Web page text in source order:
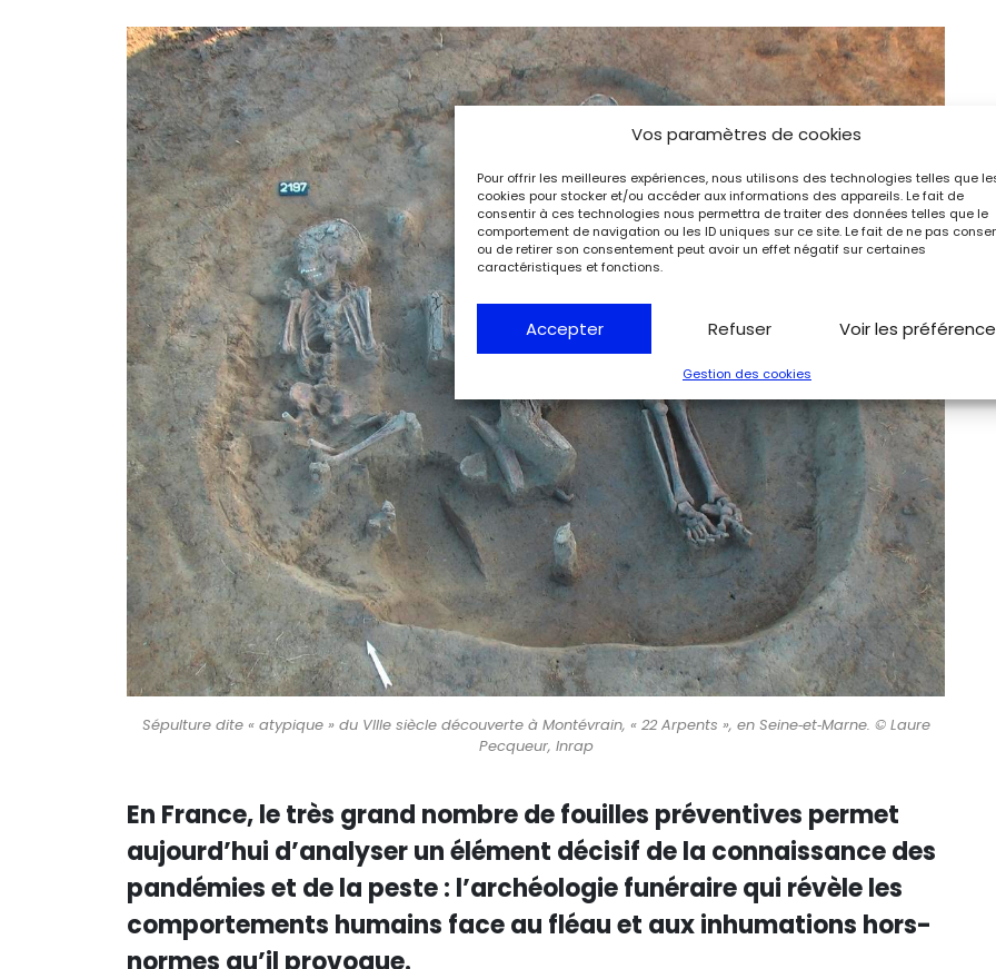
Vos paramètres de cookies
Pour offrir les meilleures expériences, nous utilisons des technologies telles que
cookies pour stocker et/ou accéder aux informations des appareils. Le fait de
consentir à ces technologies nous permettra de traiter des données telles que le
comportement de navigation ou les ID uniques sur ce site. Le fait de ne pas
ou de retirer son consentement peut avoir un effet négatif sur certaines
caractéristiques et fonctions.
Accepter Refuser Voir les
Gestion des cookies
Sépulture dite « atypique » du VIIIe siècle découverte à Montévrain, « 22 Arpents », en Seine‑et‑Marne. © Laure
Pecqueur, Inrap
En France, le très grand nombre de fouilles préventives permet
aujourd’hui d’analyser un élément décisif de la connaissance des
pandémies et de la peste : l’archéologie funéraire qui révèle les
comportements humains face au fléau et aux inhumations hors-
normes qu’il provoque.